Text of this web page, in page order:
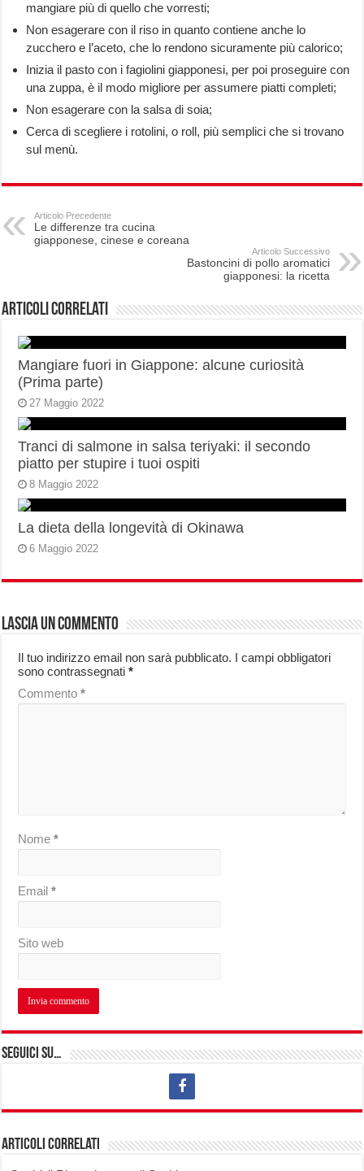
mangiare più di quello che vorresti;
Non esagerare con il riso in quanto contiene anche lo
zucchero e l’aceto, che lo rendono sicuramente più calorico;
Inizia il pasto con i fagiolini giapponesi, per poi proseguire con
una zuppa, è il modo migliore per assumere piatti completi;
Non esagerare con la salsa di soia;
Cerca di scegliere i rotolini, o roll, più semplici che si trovano
sul menù.
Articolo Precedente
Le differenze tra cucina
giapponese, cinese e coreana
Articolo Successivo
Bastoncini di pollo aromatici
giapponesi: la ricetta
Articoli correlati
Mangiare fuori in Giappone: alcune curiosità
(Prima parte)
27 Maggio 2022
Tranci di salmone in salsa teriyaki: il secondo
piatto per stupire i tuoi ospiti
8 Maggio 2022
La dieta della longevità di Okinawa
6 Maggio 2022
Lascia un commento
Il tuo indirizzo email non sarà pubblicato. I campi obbligatori
sono contrassegnati*
Commento*
Nome*
Email*
Sito web
Seguici su…
Articoli correlati